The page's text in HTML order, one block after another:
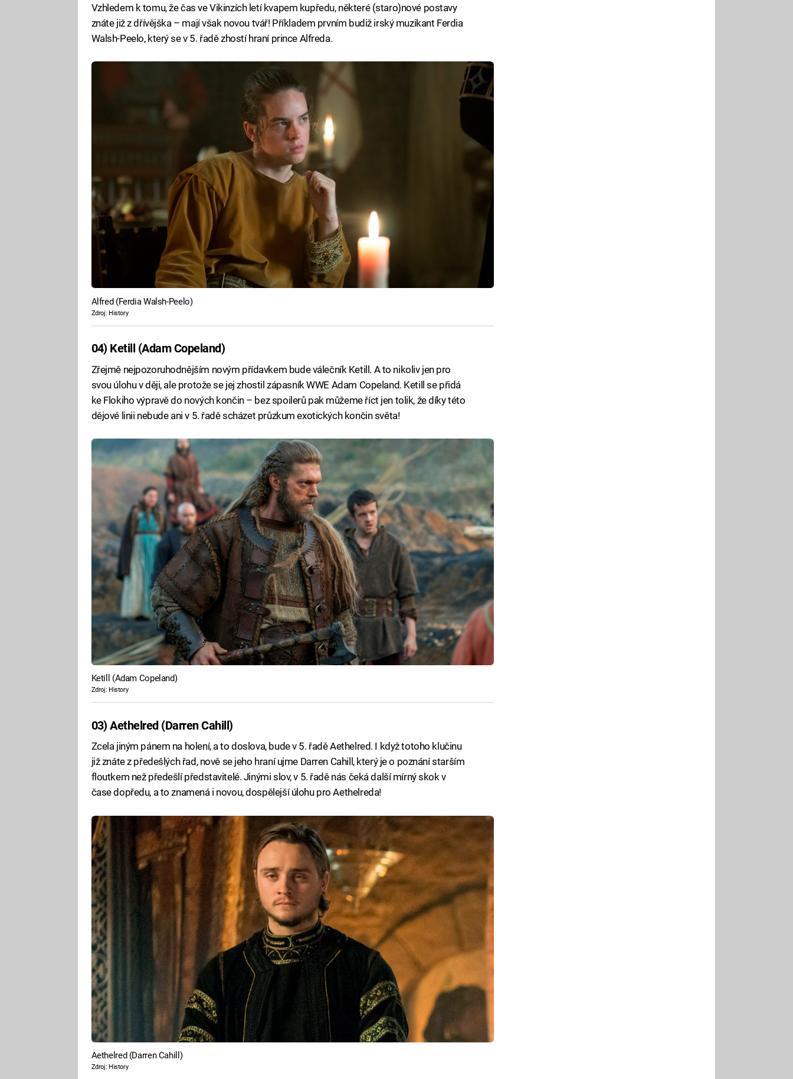
Vzhledem k tomu, že čas ve Vikinzích letí kvapem kupředu, některé (staro)nové postavy
znáte již z dřívějška – mají však novou tvář! Příkladem prvním budiž irský muzikant Ferdia
Walsh-Peelo, který se v 5. řadě zhostí hraní prince Alfreda.
Alfred (Ferdia Walsh-Peelo)
Zdroj: History
04) Ketill (Adam Copeland)
Zřejmě nejpozoruhodnějším novým přídavkem bude válečník Ketill. A to nikoliv jen pro
svou úlohu v ději, ale protože se jej zhostil zápasník WWE Adam Copeland. Ketill se přidá
ke Flokiho výpravě do nových končin – bez spoilerů pak můžeme říct jen tolik, že díky této
dějové linii nebude ani v 5. řadě scházet průzkum exotických končin světa!
Ketill (Adam Copeland)
Zdroj: History
03) Aethelred (Darren Cahill)
Zcela jiným pánem na holení, a to doslova, bude v 5. řadě Aethelred. I když totoho klučinu
již znáte z předešlých řad, nově se jeho hraní ujme Darren Cahill, který je o poznání starším
floutkem než předešlí představitelé. Jinými slov, v 5. řadě nás čeká další mírný skok v
čase dopředu, a to znamená i novou, dospělejší úlohu pro Aethelreda!
Aethelred (Darren Cahill)
Zdroj: History